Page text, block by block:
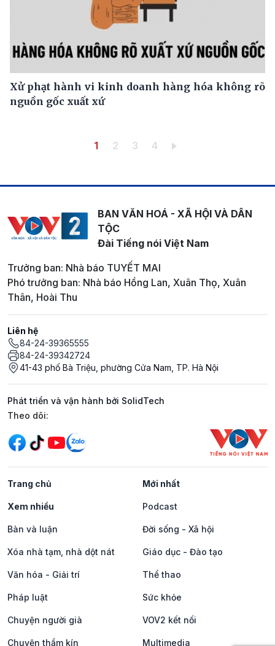
Xử phạt hành vi kinh doanh hàng hóa không rõ
nguồn gốc xuất xứ
Trang hiện thời
1 Trang
2 Trang
3 Trang
4
BAN VĂN HOÁ - XÃ HỘI VÀ DÂN
TỘC
Đài Tiếng nói Việt Nam
Trưởng ban: Nhà báo TUYẾT MAI
Phó trưởng ban: Nhà báo Hồng Lan, Xuân Thọ, Xuân
Thân, Hoài Thu
Liên hệ
84-24-39365555
84-24-39342724
41-43 phố Bà Triệu, phường Cửa Nam, TP. Hà Nội
Phát triển và vận hành bởi SolidTech
Mạng xã hội
Theo dõi:
Trang chủ Mới nhất
Xem nhiều Podcast
Bàn và luận Đời sống - Xã hội
Xóa nhà tạm, nhà dột nát Giáo dục - Đào tạo
Văn hóa - Giải trí Thể thao
Pháp luật Sức khỏe
Chuyện người già VOV2 kết nối
Chuyện thầm kín Multimedia